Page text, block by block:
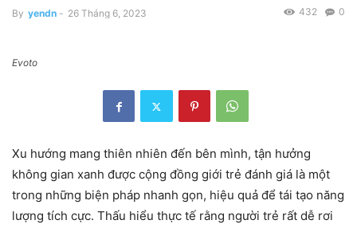
By yendn - 26 Tháng 6, 2023 0
432
Evoto
Xu hướng mang thiên nhiên đến bên mình, tận hưởng
không gian xanh được cộng đồng giới trẻ đánh giá là một
trong những biện pháp nhanh gọn, hiệu quả để tái tạo năng
lượng tích cực. Thấu hiểu thực tế rằng người trẻ rất dễ rơi